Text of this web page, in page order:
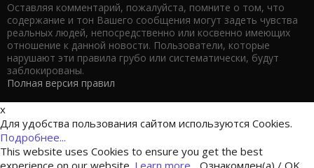
Оставляя комментарий, пожалуйста, помните о том, что
содержание и тон Вашего сообщения могут задеть чувства
реальных людей, непосредственно или косвенно имеющих
отношение к данной новости. Пользователи, которые
нарушают эти правила грубо или систематически, будут
заблокированы.
Полная версия правил
x
Для удобства пользования сайтом используются Cookies.
Подробнее...
This website uses Cookies to ensure you get the best